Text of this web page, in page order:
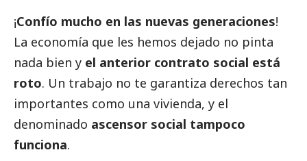
¡Confío mucho en las nuevas generaciones!
La economía que les hemos dejado no pinta
nada bien y el anterior contrato social está
roto. Un trabajo no te garantiza derechos tan
importantes como una vivienda, y el
denominado ascensor social tampoco
funciona.